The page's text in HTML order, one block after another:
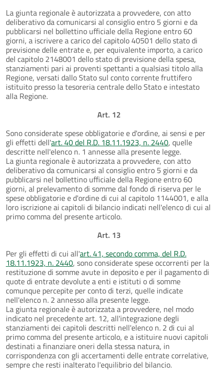
La giunta regionale è autorizzata a provvedere, con atto
deliberativo da comunicarsi al consiglio entro 5 giorni e da
pubblicarsi nel bollettino ufficiale della Regione entro 60
giorni, a iscrivere a carico del capitolo 40501 dello stato di
previsione delle entrate e, per equivalente importo, a carico
del capitolo 2148001 dello stato di previsione della spesa,
stanziamenti pari ai proventi spettanti a qualsiasi titolo alla
Regione, versati dallo Stato sul conto corrente fruttifero
istituito presso la tesoreria centrale dello Stato e intestato
alla Regione.
Art. 12
Sono considerate spese obbligatorie e d'ordine, ai sensi e per
gli effetti dell'art. 40 del R.D. 18.11.1923, n. 2440, quelle
descritte nell'elenco n. 1 annesse alla presente legge.
La giunta regionale è autorizzata a provvedere, con atto
deliberativo da comunicarsi al consiglio entro 5 giorni e da
pubblicarsi nel bollettino ufficiale della Regione entro 60
giorni, al prelevamento di somme dal fondo di riserva per le
spese obbligatorie e d'ordine di cui al capitolo 1144001, e alla
loro iscrizione ai capitoli di bilancio indicati nell'elenco di cui al
primo comma del presente articolo.
Art. 13
Per gli effetti di cui all'art. 41, secondo comma, del R.D.
18.11.1923, n. 2440, sono considerate spese occorrenti per la
restituzione di somme avute in deposito e per il pagamento di
quote di entrate devolute a enti e istituti o di somme
comunque percepite per conto di terzi, quelle indicate
nell'elenco n. 2 annesso alla presente legge.
La giunta regionale è autorizzata a provvedere, nel modo
indicato nel precedente art. 12, all'integrazione degli
stanziamenti dei capitoli descritti nell'elenco n. 2 di cui al
primo comma del presente articolo, e a istituire nuovi capitoli
destinati a finanziare oneri della stessa natura, in
corrispondenza con gli accertamenti delle entrate correlative,
sempre che resti inalterato l'equilibrio del bilancio.